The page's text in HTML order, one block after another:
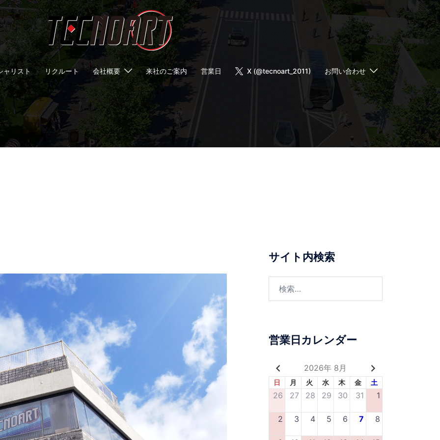
ャリスト リクルート 会社概要 来社のご案内 営業日 X (@tecnoart_2011) お問い合わせ
サイト内検索
営業日カレンダー
2026年 8月
日 月 火 水 木 金 土
26 27 28 29 30 31 1
2 3 4 5 6 7 8